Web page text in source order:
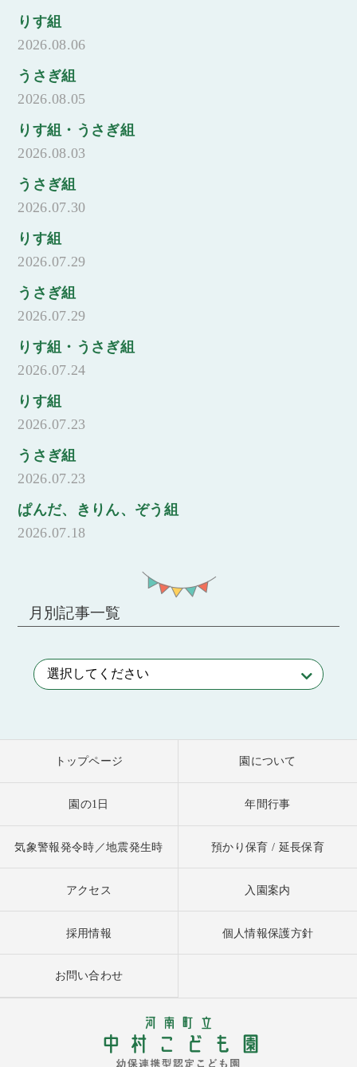
りす組
2026.08.06
うさぎ組
2026.08.05
りす組・うさぎ組
2026.08.03
うさぎ組
2026.07.30
りす組
2026.07.29
うさぎ組
2026.07.29
りす組・うさぎ組
2026.07.24
りす組
2026.07.23
うさぎ組
2026.07.23
ぱんだ、きりん、ぞう組
2026.07.18
月別記事一覧
トップページ 園について
園の1日 年間行事
気象警報発令時／地震発生時 預かり保育 / 延長保育
アクセス 入園案内
採用情報 個人情報保護方針
お問い合わせ